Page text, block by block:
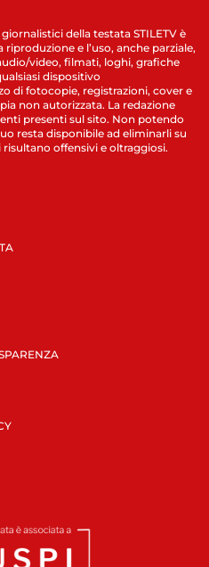
della testata STILETV è
e l’uso, anche parziale,
video, filmati, loghi, grafiche
dispositivo
di fotocopie, registrazioni, cover e
non autorizzata. La redazione
presenti sul sito. Non potendo
resta disponibile ad eliminarli su
offensivi e oltraggiosi.